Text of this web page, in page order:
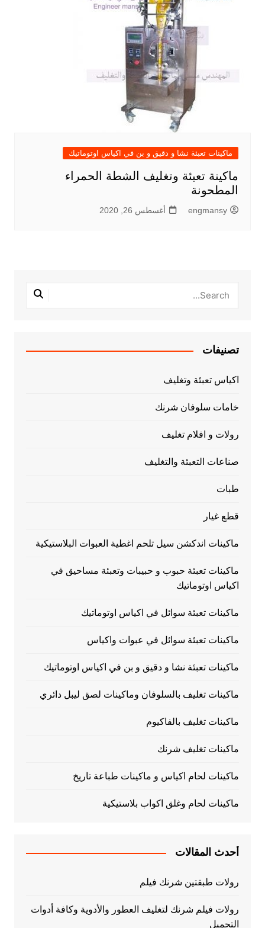
ماكينات تعبئة نشا و دقيق و بن في اكياس اوتوماتيك
ماكينة تعبئة وتغليف الشطة الحمراء
المطحونة
engmansy أغسطس 26, 2020
تصنيفات
اكياس تعبئة وتغليف
خامات سلوفان شرنك
رولات و افلام تغليف
صناعات التعبئة والتغليف
طبات
قطع غيار
ماكينات اندكشن سيل تلحم اغطية العبوات البلاستيكية
ماكينات تعبئة حبوب و حبيبات وتعبئة مساحيق في
اكياس اوتوماتيك
ماكينات تعبئة سوائل في اكياس اوتوماتيك
ماكينات تعبئة سوائل في عبوات واكياس
ماكينات تعبئة نشا و دقيق و بن في اكياس اوتوماتيك
ماكينات تغليف بالسلوفان وماكينات لصق ليبل دائري
ماكينات تغليف بالفاكيوم
ماكينات تغليف شرنك
ماكينات لحام اكياس و ماكينات طباعة تاريخ
ماكينات لحام وغلق اكواب بلاستيكية
أحدث المقالات
رولات طبقتين شرنك فيلم
رولات فيلم شرنك لتغليف العطور والأدوية وكافة أدوات
التجميل